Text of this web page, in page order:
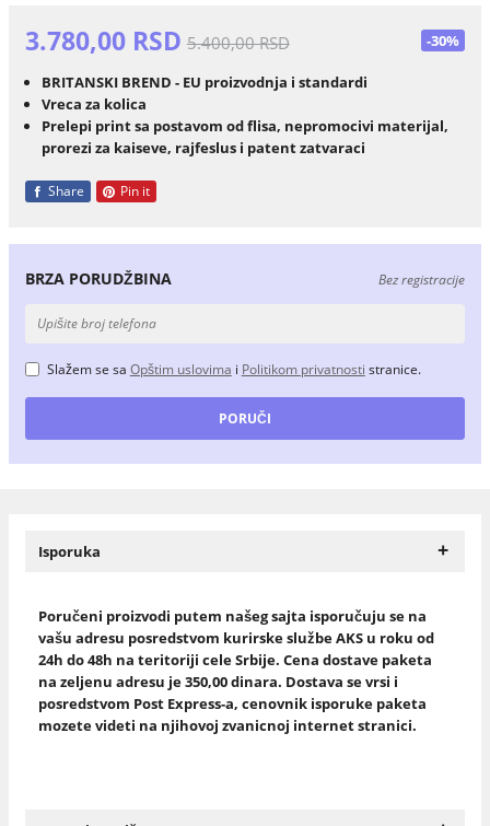
3.780,00 RSD 5.400,00 RSD -30%
BRITANSKI BREND - EU proizvodnja i standardi
Vreca za kolica
Prelepi print sa postavom od flisa, nepromocivi materijal,
prorezi za kaiseve, rajfeslus i patent zatvaraci
Share Pin it
BRZA PORUDŽBINA Bez registracije
Slažem se sa Opštim uslovima i Politikom privatnosti stranice.
Isporuka +
Poručeni proizvodi putem našeg sajta isporučuju se na
vašu adresu posredstvom kurirske službe AKS u roku od
24h do 48h na teritoriji cele Srbije. Cena dostave paketa
na zeljenu adresu je 350,00 dinara. Dostava se vrsi i
posredstvom Post Express-a, cenovnik isporuke paketa
mozete videti na njihovoj zvanicnoj internet stranici.